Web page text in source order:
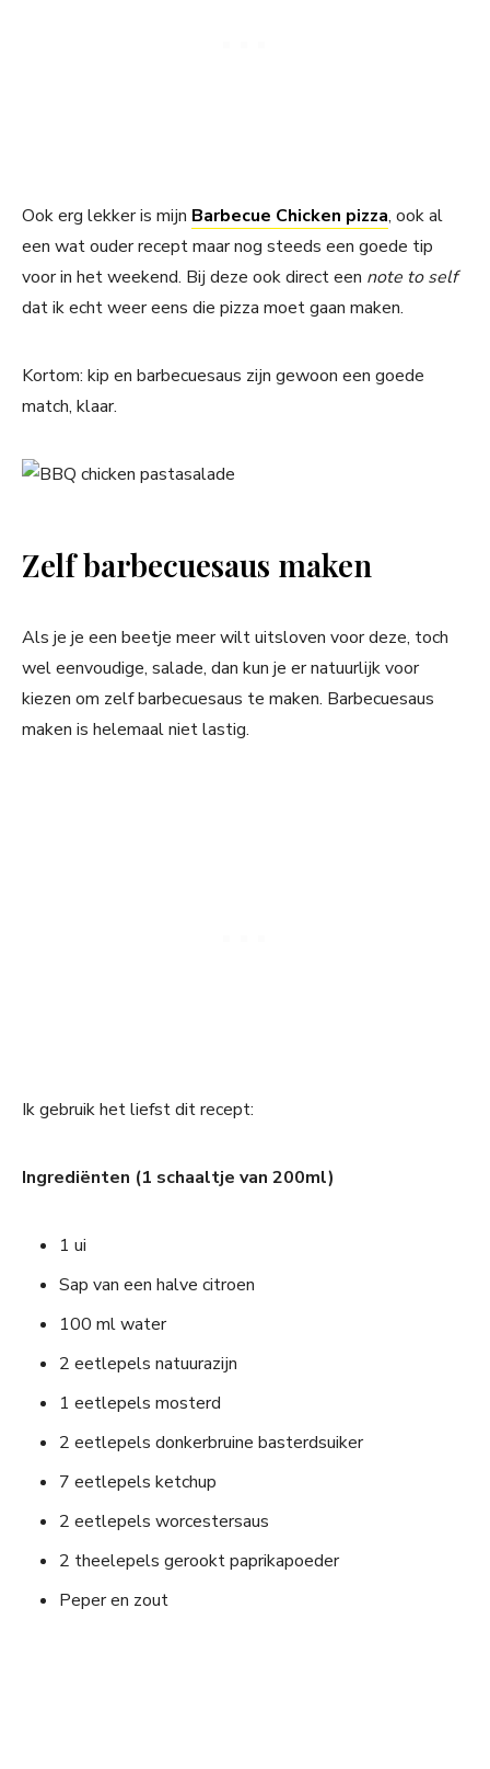
Ook erg lekker is mijn Barbecue Chicken pizza, ook al
een wat ouder recept maar nog steeds een goede tip
voor in het weekend. Bij deze ook direct een note to self
dat ik echt weer eens die pizza moet gaan maken.
Kortom: kip en barbecuesaus zijn gewoon een goede
match, klaar.
Zelf barbecuesaus maken
Als je je een beetje meer wilt uitsloven voor deze, toch
wel eenvoudige, salade, dan kun je er natuurlijk voor
kiezen om zelf barbecuesaus te maken. Barbecuesaus
maken is helemaal niet lastig.
Ik gebruik het liefst dit recept:
Ingrediënten (1 schaaltje van 200ml)
1 ui
Sap van een halve citroen
100 ml water
2 eetlepels natuurazijn
1 eetlepels mosterd
2 eetlepels donkerbruine basterdsuiker
7 eetlepels ketchup
2 eetlepels worcestersaus
2 theelepels gerookt paprikapoeder
Peper en zout